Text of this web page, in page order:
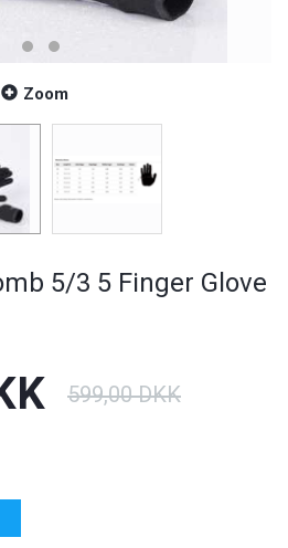
Zoom
5/3 5 Finger Glove
599,00 DKK